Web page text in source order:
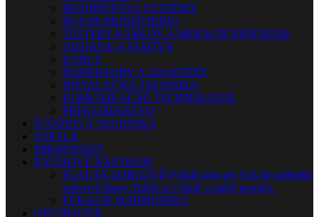
BEZDRÔTOVÉ SYSTÉMY
IN-EAR MONITORING
TESTERY KÁBLOV A MERACIE PRÍSTROJE
STOJANY A STATÍVY
KÁBLE
KONEKTORY A ADAPTÉRY
INŠTALAČNÁ TECHNIKA
KOMUNIKAČNÉ TECHNOLÓGIE
PRÍSLUŠENSTVO
ŠTÚDIOVÁ TECHNIKA
SVETLÁ
MIKROFÓNY
DYCHOVÉ NÁSTROJE
FLAUTY-ZOBCOVÉVybrali sme pre Vás tie najlepšie
zobcové flauty. Ráčte si vybrať z našej ponuky.
FÚKACIE HARMONIKY
ORCHESTER